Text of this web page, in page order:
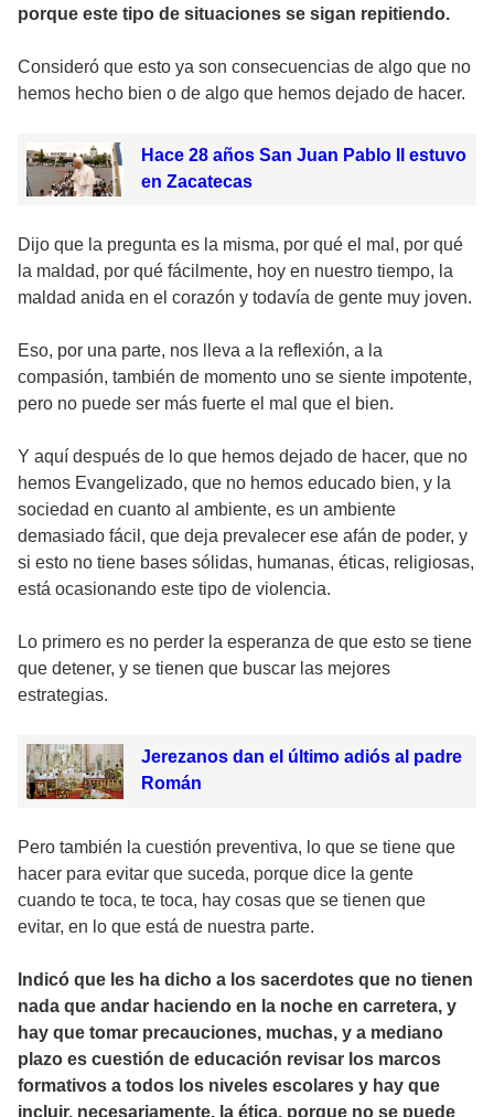
porque este tipo de situaciones se sigan repitiendo.
Consideró que esto ya son consecuencias de algo que no
hemos hecho bien o de algo que hemos dejado de hacer.
Hace 28 años San Juan Pablo II estuvo
en Zacatecas
Dijo que la pregunta es la misma, por qué el mal, por qué
la maldad, por qué fácilmente, hoy en nuestro tiempo, la
maldad anida en el corazón y todavía de gente muy joven.
Eso, por una parte, nos lleva a la reflexión, a la
compasión, también de momento uno se siente impotente,
pero no puede ser más fuerte el mal que el bien.
Y aquí después de lo que hemos dejado de hacer, que no
hemos Evangelizado, que no hemos educado bien, y la
sociedad en cuanto al ambiente, es un ambiente
demasiado fácil, que deja prevalecer ese afán de poder, y
si esto no tiene bases sólidas, humanas, éticas, religiosas,
está ocasionando este tipo de violencia.
Lo primero es no perder la esperanza de que esto se tiene
que detener, y se tienen que buscar las mejores
estrategias.
Jerezanos dan el último adiós al padre
Román
Pero también la cuestión preventiva, lo que se tiene que
hacer para evitar que suceda, porque dice la gente
cuando te toca, te toca, hay cosas que se tienen que
evitar, en lo que está de nuestra parte.
Indicó que les ha dicho a los sacerdotes que no tienen
nada que andar haciendo en la noche en carretera, y
hay que tomar precauciones, muchas, y a mediano
plazo es cuestión de educación revisar los marcos
formativos a todos los niveles escolares y hay que
incluir, necesariamente, la ética, porque no se puede